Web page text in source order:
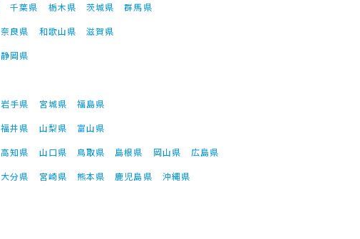
千葉県 栃木県 茨城県
群馬県
奈良県 和歌山県
滋賀県
静岡県
岩手県 宮城県
福島県
福井県 山梨県
富山県
高知県 山口県 鳥取県 島根県 岡山県
広島県
大分県 宮崎県 熊本県 鹿児島県 沖縄県